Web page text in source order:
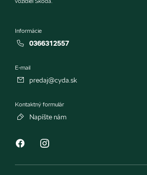
Informácie
0366312557
E-mail
predaj@cyda.sk
Kontaktný formulár
Napíšte nám